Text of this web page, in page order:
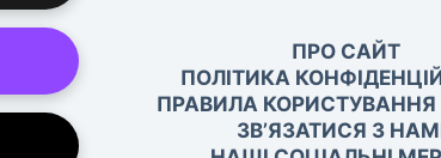
ПРО САЙТ
ПОЛІТИКА
ПРАВИЛА
ЗВ’ЯЗАТИСЯ З